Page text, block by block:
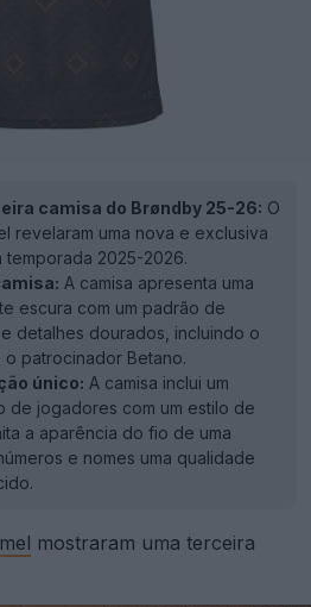
camisa do Brøndby 25-26: O
revelaram uma nova e exclusiva
temporada 2025-2026.
A camisa apresenta uma
escura com um padrão de
detalhes dourados, incluindo o
patrocinador Betano.
único: A camisa inclui um
de jogadores com um estilo de
a aparência do fio de uma
e nomes uma qualidade
mostraram uma terceira